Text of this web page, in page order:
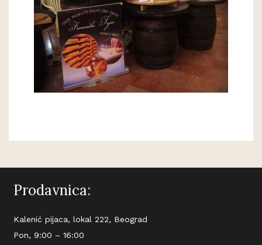
Prodavnica:
Kalenić pijaca, lokal 222, Beograd
Pon, 9:00 – 16:00